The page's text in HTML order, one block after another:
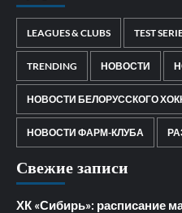
LEAGUES & CLUBS TEST
TRENDING НОВОСТИ
НОВОСТИ БЕЛОРУССКОГО
НОВОСТИ ФАРМ-КЛУБА
Свежие записи
ХК «Сибирь»: расписание